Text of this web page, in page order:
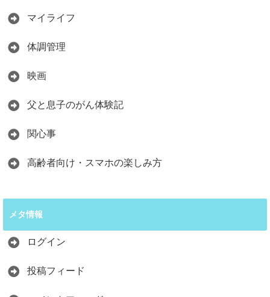
マイライフ
体調管理
映画
父と息子のがん体験記
関心事
高齢者向け・スマホの楽しみ方
メタ情報
ログイン
投稿フィード